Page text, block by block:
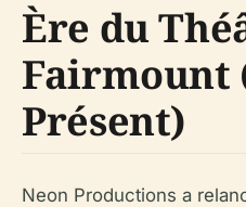
Ère du
Fairmount
Présent)
Neon Productions a